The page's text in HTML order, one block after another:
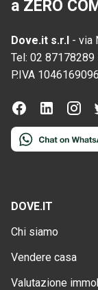
a ZERO
Dove.it s.r.l - via
Tel: 02 87178289
P.IVA
DOVE.IT
Chi siamo
Vendere casa
Valutazione